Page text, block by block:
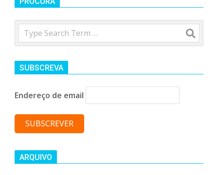
n
d
e
Search
SUBSCREVA
Endereço de email
ARQUIVO